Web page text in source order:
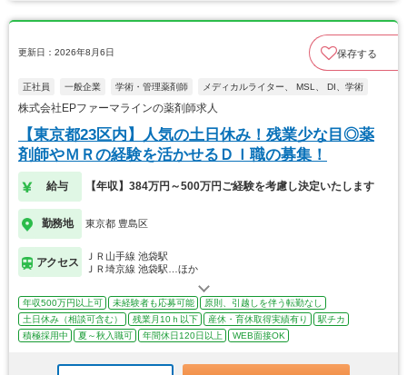
更新日：2026年8月6日 保存する
正社員 一般企業 学術・管理薬剤師 メディカルライター、 MSL、 DI、学術
株式会社EPファーマラインの薬剤師求人
【東京都23区内】人気の土日休み！残業少な目◎薬
剤師やＭＲの経験を活かせるＤＩ職の募集！
給与 【年収】384万円～500万円ご経験を考慮し決定いたします
勤務地 東京都 豊島区
アクセス
ＪＲ山手線 池袋駅
ＪＲ埼京線 池袋駅…ほか
年収500万円以上可 未経験者も応募可能
原則、引越しを伴う転勤なし
土日休み（相談可含む）
残業月10ｈ以下 産休・育休取得実績有り
駅チカ
積極採用中
夏～秋入職可 年間休日120日以上 WEB面接OK